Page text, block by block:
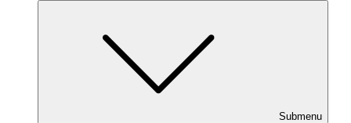
Submenu